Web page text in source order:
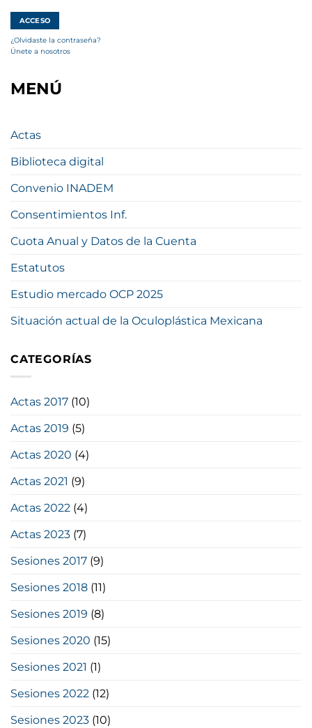
¿Olvidaste la contraseña?
Únete a nosotros
MENÚ
Actas
Biblioteca digital
Convenio INADEM
Consentimientos Inf.
Cuota Anual y Datos de la Cuenta
Estatutos
Estudio mercado OCP 2025
Situación actual de la Oculoplástica Mexicana
CATEGORÍAS
Actas 2017 (10)
Actas 2019 (5)
Actas 2020 (4)
Actas 2021 (9)
Actas 2022 (4)
Actas 2023 (7)
Sesiones 2017 (9)
Sesiones 2018 (11)
Sesiones 2019 (8)
Sesiones 2020 (15)
Sesiones 2021 (1)
Sesiones 2022 (12)
Sesiones 2023 (10)